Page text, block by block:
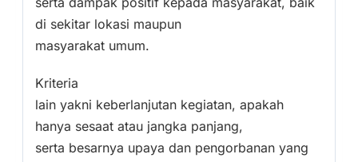
di sekitar lokasi maupun
masyarakat umum.
Kriteria
lain yakni keberlanjutan kegiatan, apakah
hanya sesaat atau jangka panjang,
serta besarnya upaya dan pengorbanan yang